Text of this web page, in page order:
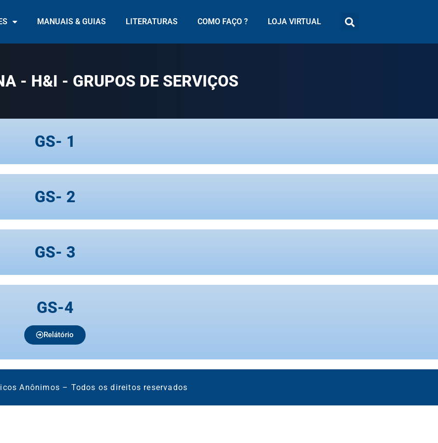
MANUAIS & GUIAS LITERATURAS COMO FAÇO ? LOJA VIRTUAL
- H&I - GRUPOS DE SERVIÇOS
GS- 1
GS- 2
GS- 3
GS-4
Relátório
Anônimos – Todos os direitos reservados